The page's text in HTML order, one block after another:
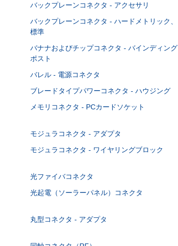
バックプレーンコネクタ - アクセサリ
バックプレーンコネクタ - ハードメトリック、
標準
バナナおよびチップコネクタ - バインディング
ポスト
バレル - 電源コネクタ
ブレードタイプパワーコネクタ - ハウジング
メモリコネクタ - PCカードソケット
モジュラコネクタ - アダプタ
モジュラコネクタ - ワイヤリングブロック
光ファイバコネクタ
光起電（ソーラーパネル）コネクタ
丸型コネクタ - アダプタ